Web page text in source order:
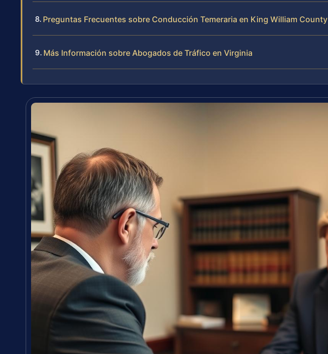
Preguntas Frecuentes sobre Conducción Temeraria en King William County
Más Información sobre Abogados de Tráfico en Virginia